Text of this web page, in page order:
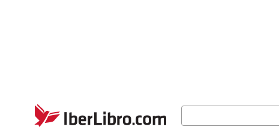
IberLibro.com